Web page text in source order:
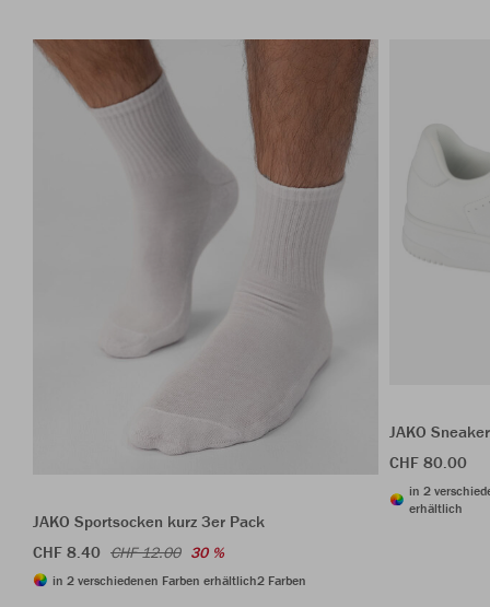
JAKO Sportsocken kurz 3er Pack
CHF 8.40 CHF 12.00 30 %
in 2 verschiedenen Farben erhältlich2 Farben
JAKO
CHF 80.00
in 2
erhältlich